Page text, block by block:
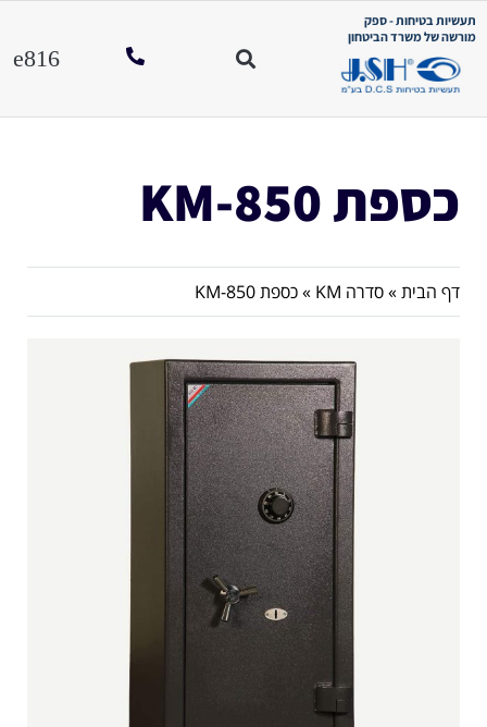
תעשיות בטיחות - ספק
מורשה של משרד הביטחון
כספת KM-850
דף הבית»סדרה KM »כספת KM-850